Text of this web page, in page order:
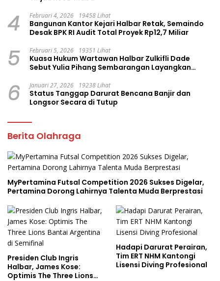
4 Februari 4, 2026 19458 Lihat
Bangunan Kantor Kejari Halbar Retak, Semaindo
Desak BPK RI Audit Total Proyek Rp12,7 Miliar
5 Februari 5, 2026 19351 Lihat
Kuasa Hukum Wartawan Halbar Zulkifli Dade
Sebut Yulia Pihang Sembarangan Layangkan
6 Januari 27, 2026 19238 Lihat
Status Tanggap Darurat Bencana Banjir dan
Longsor Secara di Tutup
Berita Olahraga
MyPertamina Futsal Competition 2026 Sukses Digelar,
Pertamina Dorong Lahirnya Talenta Muda Berprestasi
Presiden Club Ingris
Halbar, James Kose:
Optimis The Three Lions
Hadapi Darurat Perairan,
Tim ERT NHM Kantongi
Lisensi Diving Profesional